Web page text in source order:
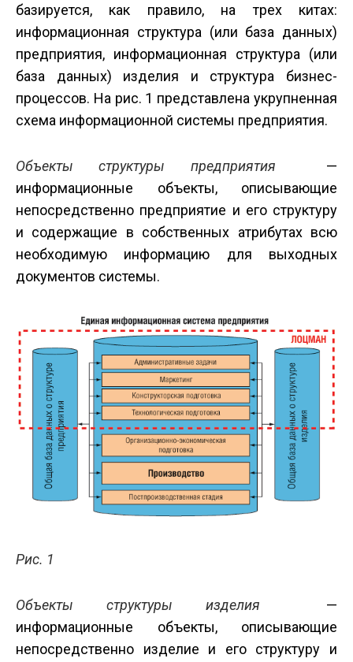
базируется, как правило, на трех китах:
информационная структура (или база данных)
предприятия, информационная структура (или
база данных) изделия и структура бизнес-
процессов. На рис. 1 представлена укрупненная
схема информационной системы предприятия.
Объекты структуры предприятия —
информационные объекты, описывающие
непосредственно предприятие и его структуру
и содержащие в собственных атрибутах всю
необходимую информацию для выходных
документов системы.
Рис. 1
Объекты структуры изделия —
информационные объекты, описывающие
непосредственно изделие и его структуру и